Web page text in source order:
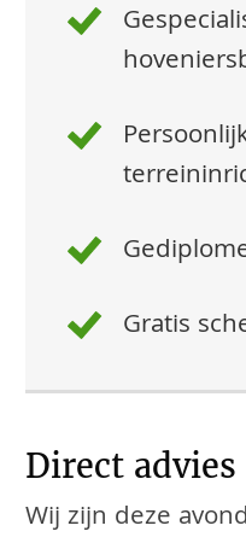
Gratis
Direct advies
Wij zijn deze